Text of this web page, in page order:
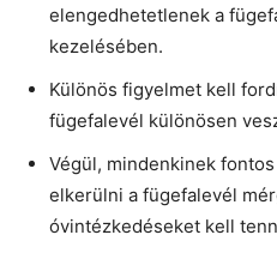
elengedhetetlenek a
kezelésében.
Különös figyelmet kell
fügefalevél különösen
Végül, mindenkinek
elkerülni a fügefalevél
óvintézkedéseket kell